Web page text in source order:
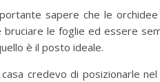
sapere che le
le foglie ed essere
è il posto ideale.
credevo di posizionarle